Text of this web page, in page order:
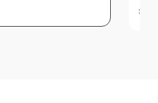
7,95